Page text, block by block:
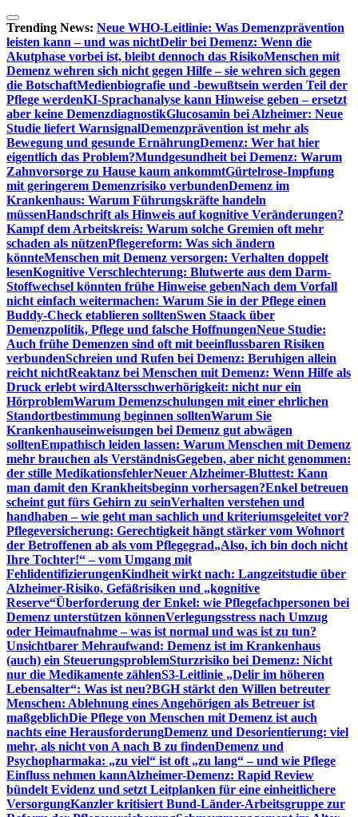
Zum
Inhalt
springen
Trending News: Neue WHO-Leitlinie: Was Demenzprävention
leisten kann – und was nichtDelir bei Demenz: Wenn die
Akutphase vorbei ist, bleibt dennoch das RisikoMenschen mit
Demenz wehren sich nicht gegen Hilfe – sie wehren sich gegen
die BotschaftMedienbiografie und -bewußtsein werden Teil der
Pflege werdenKI-Sprachanalyse kann Hinweise geben – ersetzt
aber keine DemenzdiagnostikGlucosamin bei Alzheimer: Neue
Studie liefert WarnsignalDemenzprävention ist mehr als
Bewegung und gesunde ErnährungDemenz: Wer hat hier
eigentlich das Problem?Mundgesundheit bei Demenz: Warum
Zahnvorsorge zu Hause kaum ankommtGürtelrose-Impfung
mit geringerem Demenzrisiko verbundenDemenz im
Krankenhaus: Warum Führungskräfte handeln
müssenHandschrift als Hinweis auf kognitive Veränderungen?
Kampf dem Arbeitskreis: Warum solche Gremien oft mehr
schaden als nützenPflegereform: Was sich ändern
könnteMenschen mit Demenz versorgen: Verhalten doppelt
lesenKognitive Verschlechterung: Blutwerte aus dem Darm-
Stoffwechsel könnten frühe Hinweise gebenNach dem Vorfall
nicht einfach weitermachen: Warum Sie in der Pflege einen
Buddy-Check etablieren solltenSwen Staack über
Demenzpolitik, Pflege und falsche HoffnungenNeue Studie:
Auch frühe Demenzen sind oft mit beeinflussbaren Risiken
verbundenSchreien und Rufen bei Demenz: Beruhigen allein
reicht nichtReaktanz bei Menschen mit Demenz: Wenn Hilfe als
Druck erlebt wirdAltersschwerhörigkeit: nicht nur ein
HörproblemWarum Demenzschulungen mit einer ehrlichen
Standortbestimmung beginnen solltenWarum Sie
Krankenhauseinweisungen bei Demenz gut abwägen
solltenEmpathisch leiden lassen: Warum Menschen mit Demenz
mehr brauchen als VerständnisGegeben, aber nicht genommen:
der stille MedikationsfehlerNeuer Alzheimer-Bluttest: Kann
man damit den Krankheitsbeginn vorhersagen?Enkel betreuen
scheint gut fürs Gehirn zu seinVerhalten verstehen und
handhaben – wie geht man sachlich und kriteriumsgeleitet vor?
Pflegeversicherung: Gerechtigkeit hängt stärker vom Wohnort
der Betroffenen ab als vom Pflegegrad„Also, ich bin doch nicht
Ihre Tochter!“ – vom Umgang mit
FehlidentifizierungenKindheit wirkt nach: Langzeitstudie über
Alzheimer-Risiko, Gefäßrisiken und „kognitive
Reserve“Überforderung der Enkel: wie Pflegefachpersonen bei
Demenz unterstützen könnenVerlegungsstress nach Umzug
oder Heimaufnahme – was ist normal und was ist zu tun?
Unsichtbarer Mehraufwand: Demenz ist im Krankenhaus
(auch) ein SteuerungsproblemSturzrisiko bei Demenz: Nicht
nur die Medikamente zählenS3-Leitlinie „Delir im höheren
Lebensalter“: Was ist neu?BGH stärkt den Willen betreuter
Menschen: Ablehnung eines Angehörigen als Betreuer ist
maßgeblichDie Pflege von Menschen mit Demenz ist auch
nachts eine HerausforderungDemenz und Desorientierung: viel
mehr, als nicht von A nach B zu findenDemenz und
Psychopharmaka: „zu viel“ ist oft „zu lang“ – und wie Pflege
Einfluss nehmen kannAlzheimer-Demenz: Rapid Review
bündelt Evidenz und setzt Leitplanken für eine einheitlichere
VersorgungKanzler kritisiert Bund-Länder-Arbeitsgruppe zur